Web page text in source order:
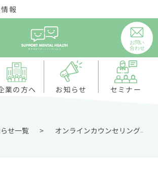
報
業の方へ お知らせ セミナー
せ一覧 > オンラインカウンセリング